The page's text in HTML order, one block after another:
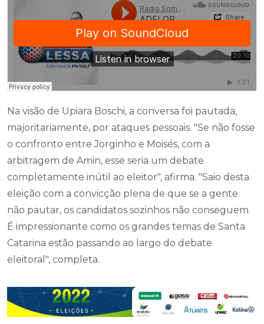
Na visão de Upiara Boschi, a conversa foi pautada,
majoritariamente, por ataques pessoais. "Se não fosse
o confronto entre Jorginho e Moisés, com a
arbitragem de Amin, esse seria um debate
completamente inútil ao eleitor", afirma. "Saio desta
eleição com a convicção plena de que se a gente
não pautar, os candidatos sozinhos não conseguem.
É impressionante como os grandes temas de Santa
Catarina estão passando ao largo do debate
eleitoral", completa.